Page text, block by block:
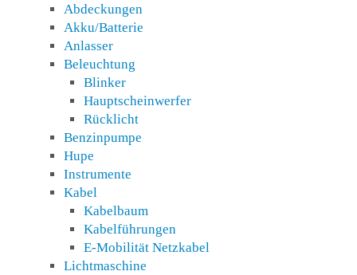
Abdeckungen
Akku/Batterie
Anlasser
Beleuchtung
Blinker
Hauptscheinwerfer
Rücklicht
Benzinpumpe
Hupe
Instrumente
Kabel
Kabelbaum
Kabelführungen
E-Mobilität Netzkabel
Lichtmaschine